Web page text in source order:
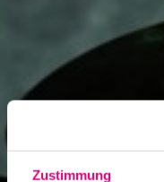
Zustimmung